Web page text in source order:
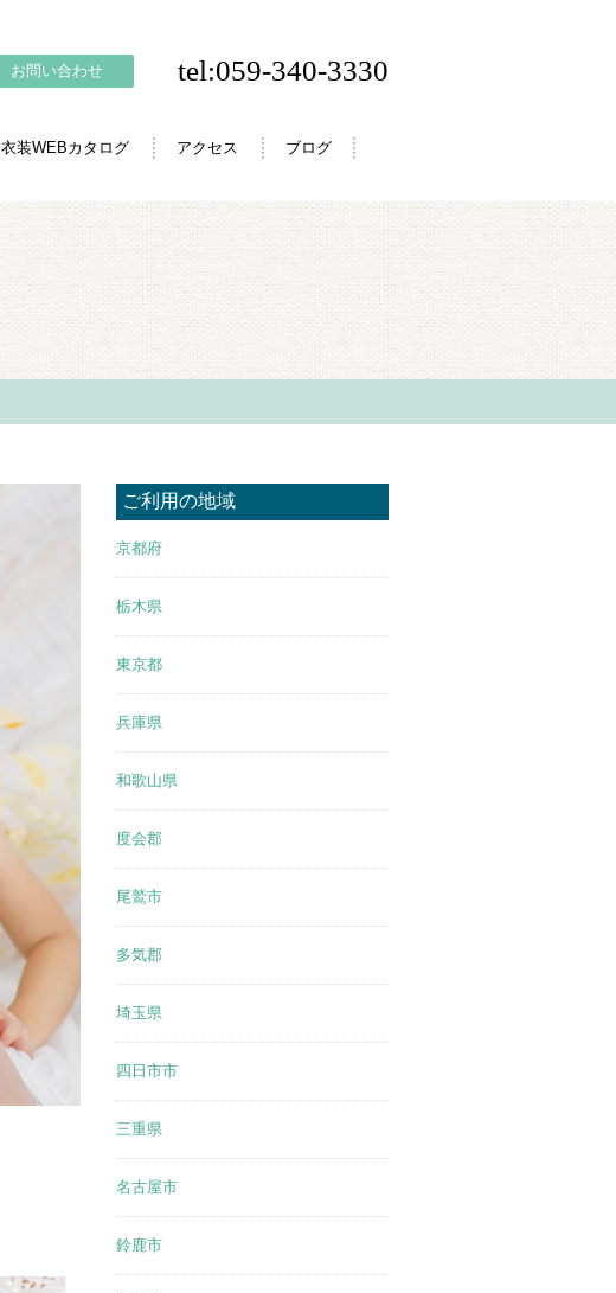
衣装WEBカタログ アクセス ブログ
お問い合わせ tel:059-340-3330
ご利用の地域
京都府
栃木県
東京都
兵庫県
和歌山県
度会郡
尾鷲市
多気郡
埼玉県
四日市市
三重県
名古屋市
鈴鹿市